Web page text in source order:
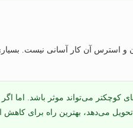
استرس آن کار آسانی نیست. بسیاری
کوچکتر می‌تواند موثر باشد. اما
می‌دهد، بهترین راه برای